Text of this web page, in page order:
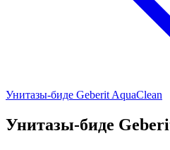
Унитазы-биде Geberit AquaClean
Унитазы-биде